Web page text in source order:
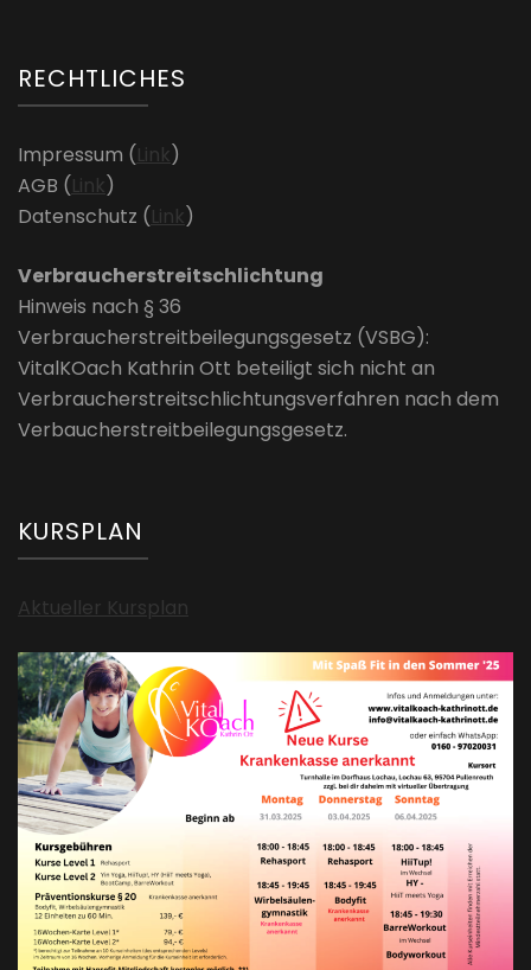
RECHTLICHES
Impressum (Link)
AGB (Link)
Datenschutz (Link)
Verbraucherstreitschlichtung
Hinweis nach § 36
Verbraucherstreitbeilegungsgesetz (VSBG):
VitalKOach Kathrin Ott beteiligt sich nicht an
Verbraucherstreitschlichtungsverfahren nach dem
Verbaucherstreitbeilegungsgesetz.
KURSPLAN
Aktueller Kursplan